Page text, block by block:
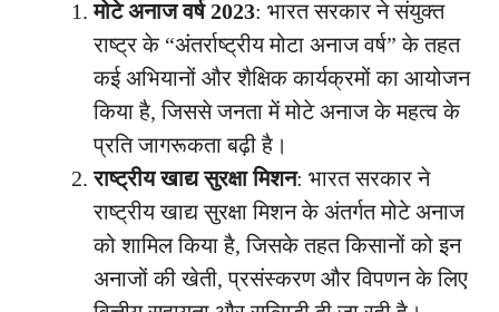
मोटे अनाज वर्ष 2023: भारत सरकार ने संयुक्त
राष्ट्र के “अंतर्राष्ट्रीय मोटा अनाज वर्ष” के तहत
कई अभियानों और शैक्षिक कार्यक्रमों का आयोजन
किया है, जिससे जनता में मोटे अनाज के महत्व के
प्रति जागरूकता बढ़ी है।
राष्ट्रीय खाद्य सुरक्षा मिशन: भारत सरकार ने
राष्ट्रीय खाद्य सुरक्षा मिशन के अंतर्गत मोटे अनाज
को शामिल किया है, जिसके तहत किसानों को इन
अनाजों की खेती, प्रसंस्करण और विपणन के लिए